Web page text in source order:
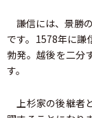
謙信には、景勝
です。1578年に謙
勃発。越後を二分
す。
上杉家の後継者